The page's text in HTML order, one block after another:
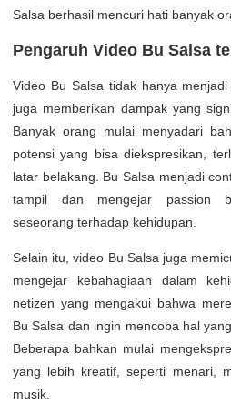
Salsa berhasil mencuri hati banyak
Pengaruh Video Bu Salsa
Video Bu Salsa tidak hanya
juga memberikan dampak yang
Banyak orang mulai menyadari
potensi yang bisa diekspresikan,
latar belakang. Bu Salsa menjadi
tampil dan mengejar passion
seseorang terhadap kehidupan.
Selain itu, video Bu Salsa juga
mengejar kebahagiaan dalam
netizen yang mengakui bahwa
Bu Salsa dan ingin mencoba hal
Beberapa bahkan mulai
yang lebih kreatif, seperti menari,
musik.